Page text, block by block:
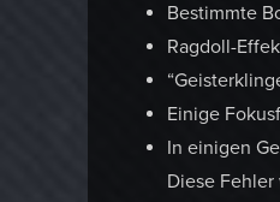
Bestimmte
Ragdoll-
Einige
In einigen
Diese